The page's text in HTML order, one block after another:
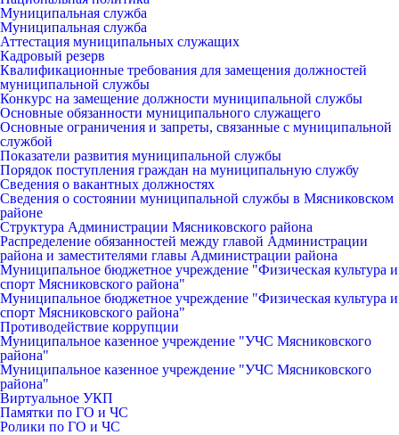
Муниципальная служба
Муниципальная служба
Аттестация муниципальных служащих
Кадровый резерв
Квалификационные требования для замещения должностей
муниципальной службы
Конкурс на замещение должности муниципальной службы
Основные обязанности муниципального служащего
Основные ограничения и запреты, связанные с муниципальной
службой
Показатели развития муниципальной службы
Порядок поступления граждан на муниципальную службу
Сведения о вакантных должностях
Сведения о состоянии муниципальной службы в Мясниковском
районе
Структура Администрации Мясниковского района
Распределение обязанностей между главой Администрации
района и заместителями главы Администрации района
Муниципальное бюджетное учреждение "Физическая культура и
спорт Мясниковского района"
Муниципальное бюджетное учреждение "Физическая культура и
спорт Мясниковского района"
Противодействие коррупции
Муниципальное казенное учреждение "УЧС Мясниковского
района"
Муниципальное казенное учреждение "УЧС Мясниковского
района"
Виртуальное УКП
Памятки по ГО и ЧС
Ролики по ГО и ЧС